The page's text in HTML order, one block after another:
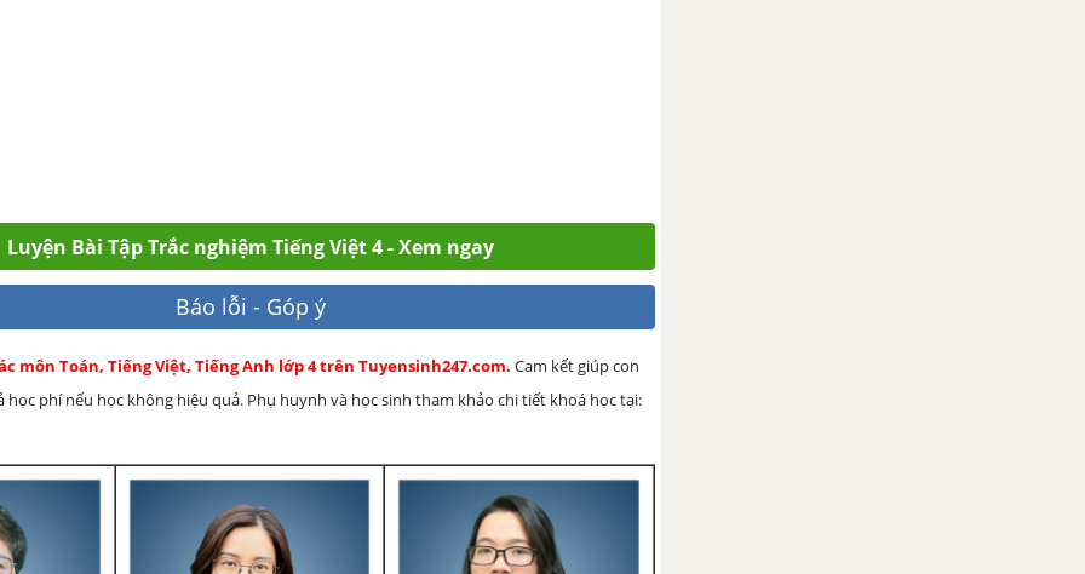
Luyện Bài Tập Trắc nghiệm Tiếng Việt 4 - Xem ngay
Báo lỗi - Góp ý
môn Toán, Tiếng Việt, Tiếng Anh lớp 4 trên Tuyensinh247.com. Cam kết giúp con
học phí nếu học không hiệu quả. Phụ huynh và học sinh tham khảo chi tiết khoá học tại: